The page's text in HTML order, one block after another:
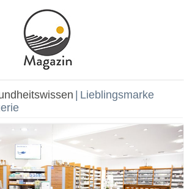
Lieblingsmarke